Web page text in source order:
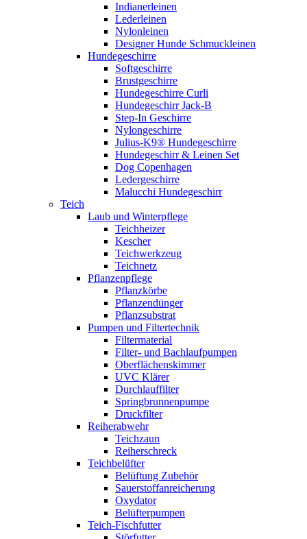
Indianerleinen
Lederleinen
Nylonleinen
Designer Hunde Schmuckleinen
Hundegeschirre
Softgeschirre
Brustgeschirre
Hundegeschirre Curli
Hundegeschirr Jack-B
Step-In Geschirre
Nylongeschirre
Julius-K9® Hundegeschirre
Hundegeschirr & Leinen Set
Dog Copenhagen
Ledergeschirre
Malucchi Hundegeschirr
Teich
Laub und Winterpflege
Teichheizer
Kescher
Teichwerkzeug
Teichnetz
Pflanzenpflege
Pflanzkörbe
Pflanzendünger
Pflanzsubstrat
Pumpen und Filtertechnik
Filtermaterial
Filter- und Bachlaufpumpen
Oberflächenskimmer
UVC Klärer
Durchlauffilter
Springbrunnenpumpe
Druckfilter
Reiherabwehr
Teichzaun
Reiherschreck
Teichbelüfter
Belüftung Zubehör
Sauerstoffanreicherung
Oxydator
Belüfterpumpen
Teich-Fischfutter